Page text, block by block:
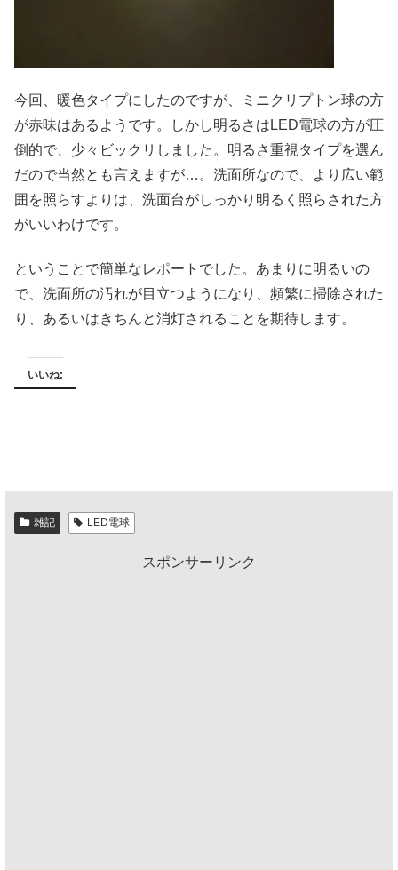
今回、暖色タイプにしたのですが、ミニクリプトン球の方
が赤味はあるようです。しかし明るさはLED電球の方が圧
倒的で、少々ビックリしました。明るさ重視タイプを選ん
だので当然とも言えますが…。洗面所なので、より広い範
囲を照らすよりは、洗面台がしっかり明るく照らされた方
がいいわけです。
ということで簡単なレポートでした。あまりに明るいの
で、洗面所の汚れが目立つようになり、頻繁に掃除された
り、あるいはきちんと消灯されることを期待します。
いいね:
雑記 LED電球
スポンサーリンク